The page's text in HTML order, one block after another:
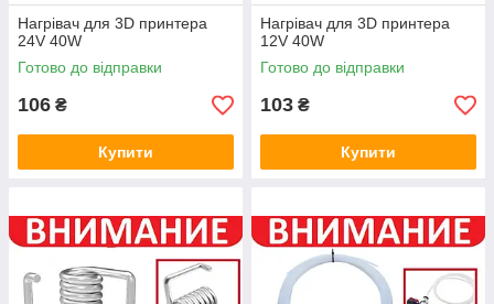
Нагрівач для 3D принтера
24V 40W
Готово до відправки
106 ₴
Купити
Нагрівач для 3D принтера
12V 40W
Готово до відправки
103 ₴
Купити